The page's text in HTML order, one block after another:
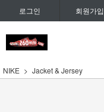
로그인 회원가입
NIKE Jacket & Jersey